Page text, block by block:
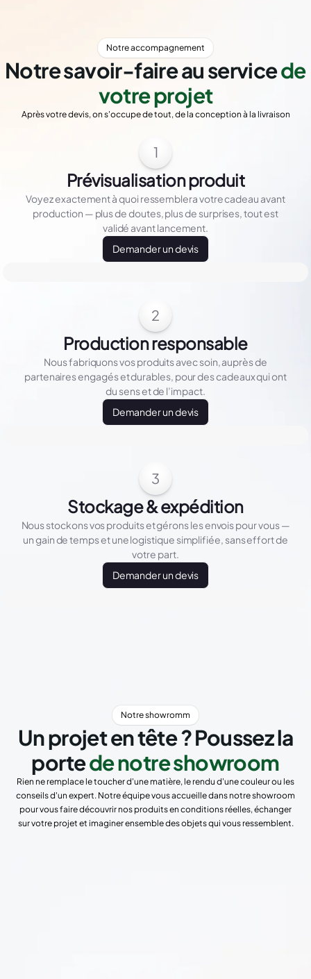
Notre accompagnement
Notre savoir-faire au servicede
votre projet
Après votre devis, on s'occupe de tout, de la conception à la livraison
1
Prévisualisation produit
Voyez exactement à quoi ressemblera votre cadeau avant
production — plus de doutes, plus de surprises, tout est
validé avant lancement.
Demander un devis
2
Production responsable
Nous fabriquons vos produits avec soin, auprès de
partenaires engagés et durables, pour des cadeaux qui ont
du sens et de l’impact.
Demander un devis
3
Stockage & expédition
Nous stockons vos produits et gérons les envois pour vous —
un gain de temps et une logistique simplifiée, sans effort de
votre part.
Demander un devis
Notre showromm
Un projet en tête ? Poussez la
portede notre showroom
Rien ne remplace le toucher d'une matière, le rendu d'une couleur ou les
conseils d'un expert. Notre équipe vous accueille dans notre showroom
pour vous faire découvrir nos produits en conditions réelles, échanger
sur votre projet et imaginer ensemble des objets qui vous ressemblent.